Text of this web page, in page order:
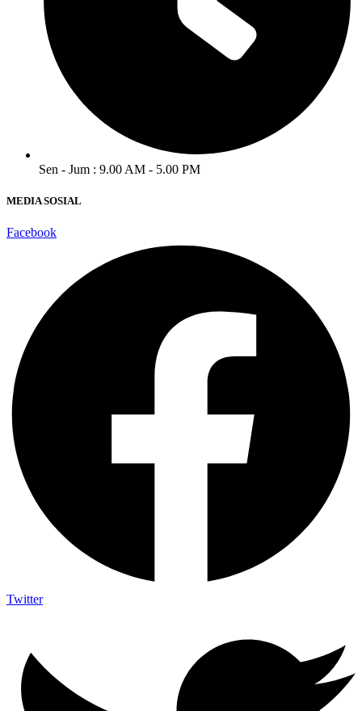
Sen - Jum : 9.00 AM - 5.00 PM
MEDIA SOSIAL
Facebook
Twitter